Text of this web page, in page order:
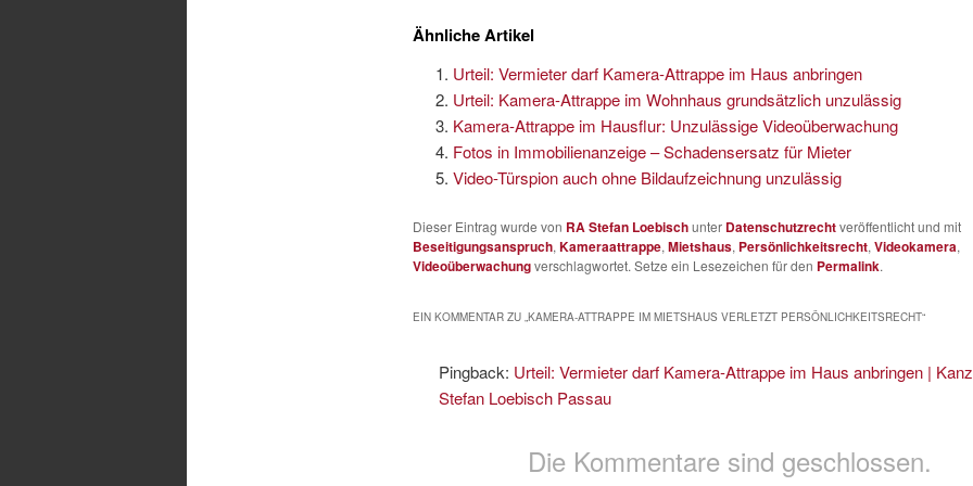
Ähnliche Artikel
Urteil: Vermieter darf Kamera-Attrappe im Haus anbringen
Urteil: Kamera-Attrappe im Wohnhaus grundsätzlich unzulässig
Kamera-Attrappe im Hausflur: Unzulässige Videoüberwachung
Fotos in Immobilienanzeige – Schadensersatz für Mieter
Video-Türspion auch ohne Bildaufzeichnung unzulässig
Dieser Eintrag wurde von RA Stefan Loebischunter Datenschutzrechtveröffentlicht und mit
Beseitigungsanspruch, Kameraattrappe, Mietshaus, Persönlichkeitsrecht, Videokamera,
Videoüberwachungverschlagwortet. Setze ein Lesezeichen für den Permalink.
EIN KOMMENTAR ZU „ KAMERA-ATTRAPPE IM MIETSHAUS VERLETZT PERSÖNLICHKEITSRECHT“
Pingback: Urteil: Vermieter darf Kamera-Attrappe im Haus anbringen |
Stefan Loebisch Passau
Die Kommentare sind geschlossen.